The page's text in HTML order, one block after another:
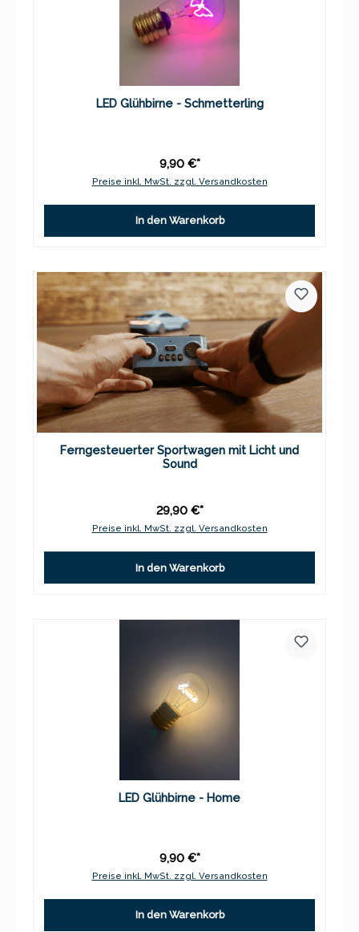
LED Glühbirne - Schmetterling
9,90 €*
Preise inkl. MwSt. zzgl. Versandkosten
In den Warenkorb
Ferngesteuerter Sportwagen mit Licht und
Sound
29,90 €*
Preise inkl. MwSt. zzgl. Versandkosten
In den Warenkorb
LED Glühbirne - Home
9,90 €*
Preise inkl. MwSt. zzgl. Versandkosten
In den Warenkorb